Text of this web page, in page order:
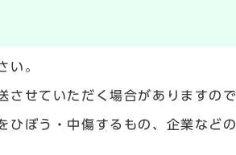
い。
せていただく場合がありますの
ぼう・中傷するもの、企業など